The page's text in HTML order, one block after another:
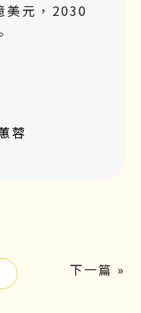
美元，2030
蓉
下一篇 »